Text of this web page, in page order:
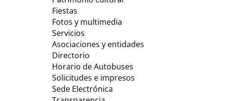
Fiestas
Fotos y multimedia
Servicios
Asociaciones y entidades
Directorio
Horario de Autobuses
Solicitudes e impresos
Sede Electrónica